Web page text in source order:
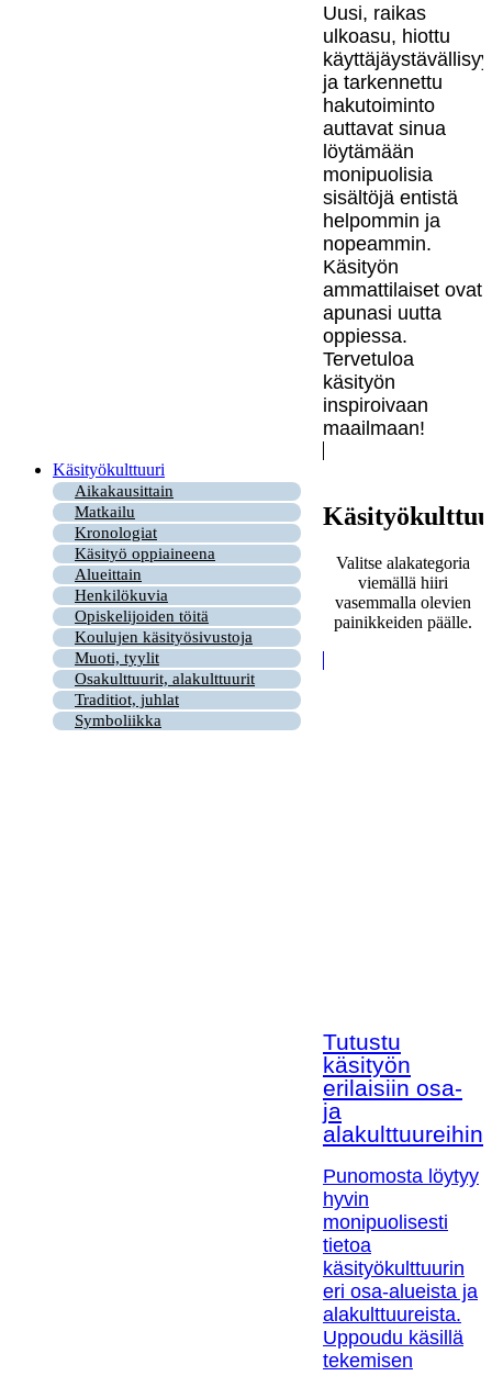
Uusi, raikas
ulkoasu, hiottu
ja tarkennettu
hakutoiminto
auttavat sinua
löytämään
monipuolisia
sisältöjä entistä
helpommin ja
nopeammin.
Käsityön
ammattilaiset ovat
apunasi uutta
oppiessa.
Tervetuloa
käsityön
inspiroivaan
maailmaan!
Käsityökulttuuri
Aikakausittain
Matkailu
Kronologiat
Käsityö oppiaineena
Alueittain
Henkilökuvia
Opiskelijoiden töitä
Koulujen käsityösivustoja
Muoti, tyylit
Osakulttuurit, alakulttuurit
Traditiot, juhlat
Symboliikka
Valitse alakategoria
viemällä hiiri
vasemmalla olevien
painikkeiden päälle.
Tutustu
käsityön
erilaisiin osa-
ja
alakulttuureihin!
Punomosta löytyy
hyvin
monipuolisesti
tietoa
käsityökulttuurin
eri osa-alueista ja
alakulttuureista.
Uppoudu käsillä
tekemisen